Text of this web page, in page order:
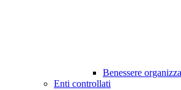
Benessere
Enti controllati